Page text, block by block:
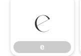
e
e